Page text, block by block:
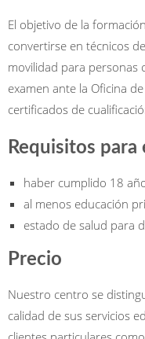
El objetivo de la
convertirse en técnicos
movilidad para personas
examen ante la Oficina
certificados de
Requisitos
haber cumplido 18
al menos educación
estado de salud para
Precio
Nuestro centro se
calidad de sus servicios